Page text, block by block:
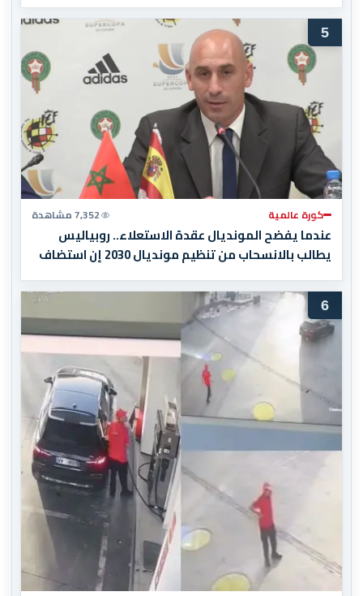
5
كورة عالمية 7,352 مشاهدة
عندما يفضح المونديال عقدة الاستعلاء.. روبياليس
يطالب بالانسحاب من تنظيم مونديال 2030 إن استضاف
المغرب المباراة النهائية!
6